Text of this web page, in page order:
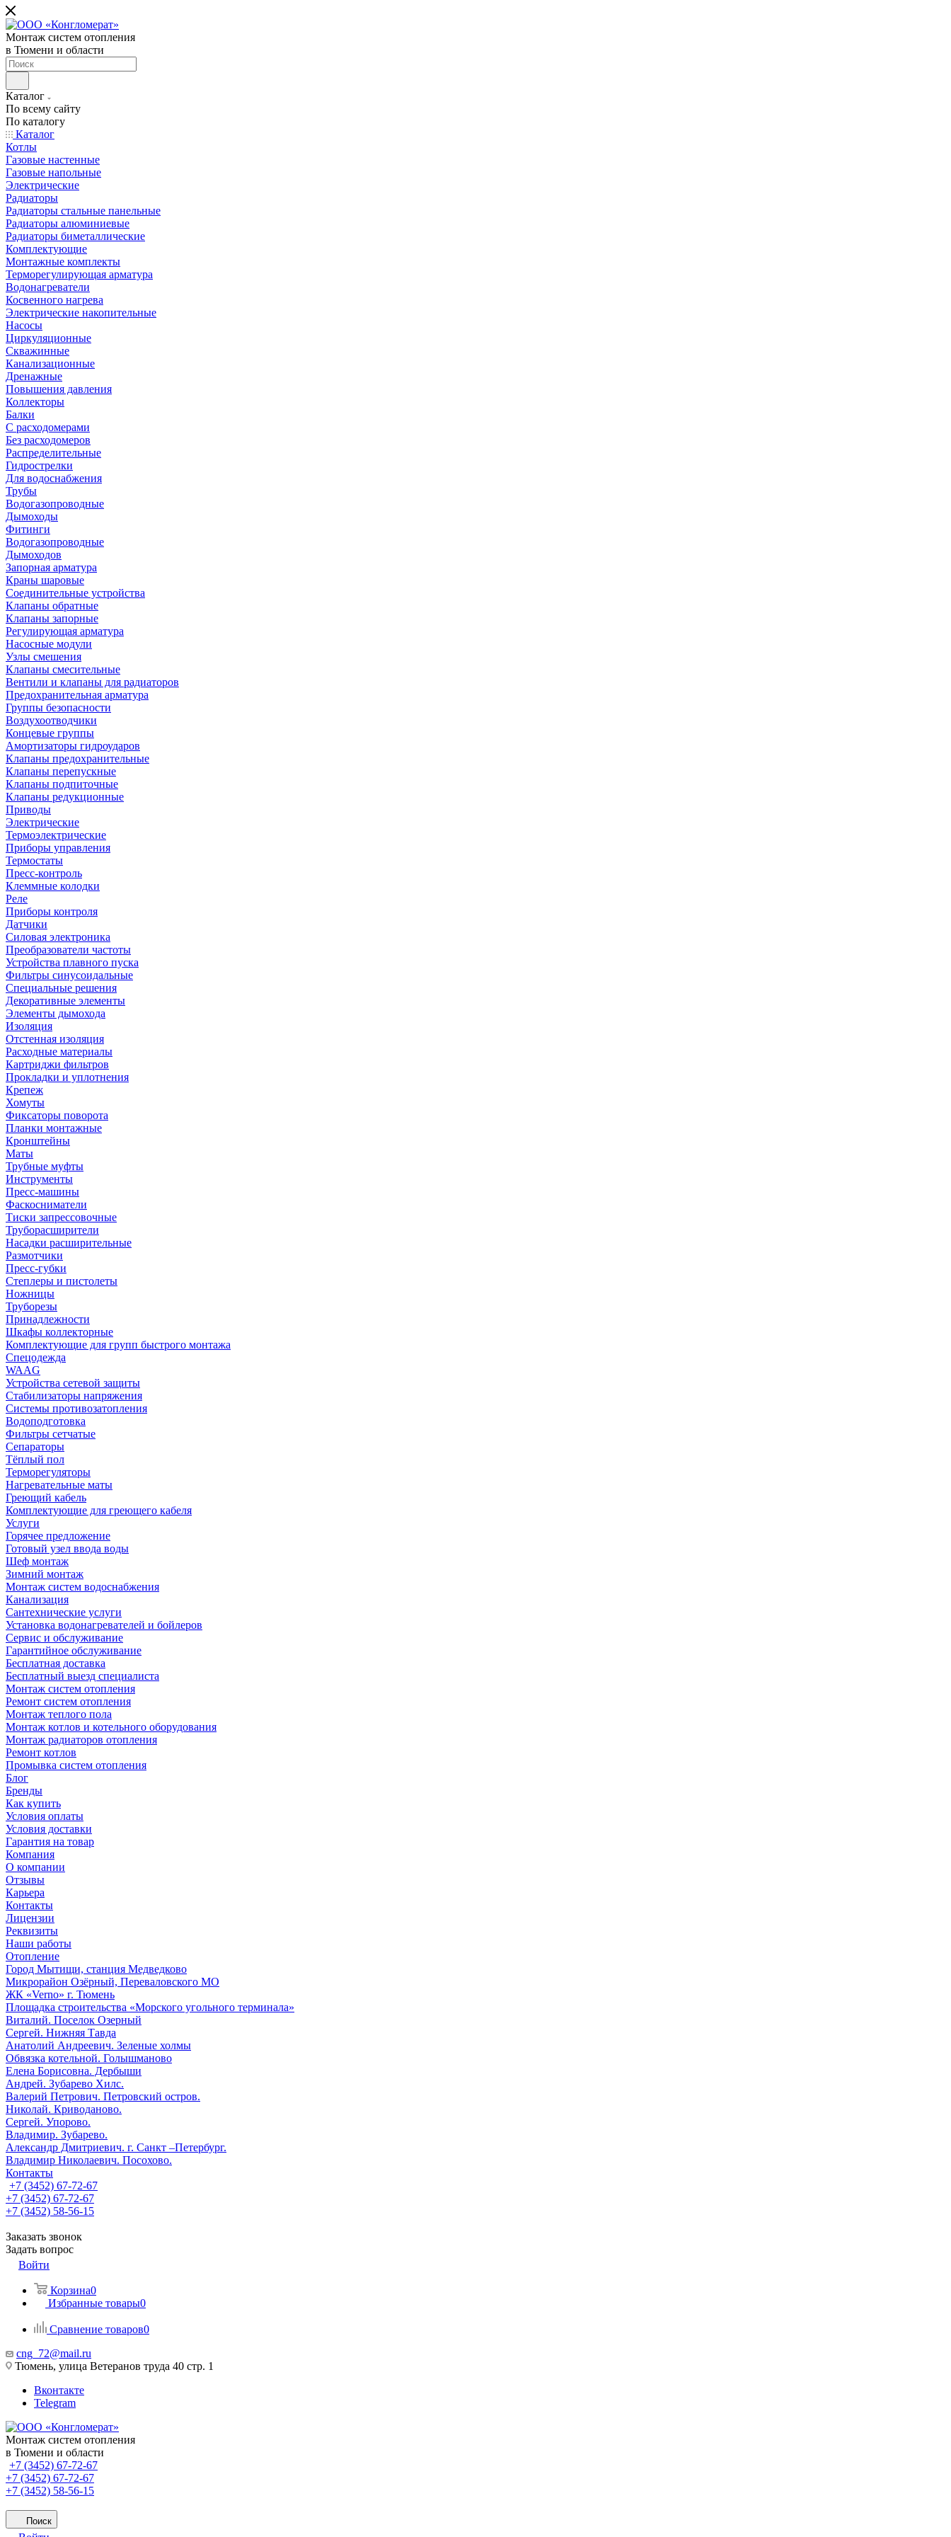
Монтаж систем отопления
в Тюмени и области
Каталог
По всему сайту
По каталогу
Каталог
Котлы
Газовые настенные
Газовые напольные
Электрические
Радиаторы
Радиаторы стальные панельные
Радиаторы алюминиевые
Радиаторы биметаллические
Комплектующие
Монтажные комплекты
Терморегулирующая арматура
Водонагреватели
Косвенного нагрева
Электрические накопительные
Насосы
Циркуляционные
Скважинные
Канализационные
Дренажные
Повышения давления
Коллекторы
Балки
С расходомерами
Без расходомеров
Распределительные
Гидрострелки
Для водоснабжения
Трубы
Водогазопроводные
Дымоходы
Фитинги
Водогазопроводные
Дымоходов
Запорная арматура
Краны шаровые
Соединительные устройства
Клапаны обратные
Клапаны запорные
Регулирующая арматура
Насосные модули
Узлы смешения
Клапаны смесительные
Вентили и клапаны для радиаторов
Предохранительная арматура
Группы безопасности
Воздухоотводчики
Концевые группы
Амортизаторы гидроударов
Клапаны предохранительные
Клапаны перепускные
Клапаны подпиточные
Клапаны редукционные
Приводы
Электрические
Термоэлектрические
Приборы управления
Термостаты
Пресс-контроль
Клеммные колодки
Реле
Приборы контроля
Датчики
Силовая электроника
Преобразователи частоты
Устройства плавного пуска
Фильтры синусоидальные
Специальные решения
Декоративные элементы
Элементы дымохода
Изоляция
Отстенная изоляция
Расходные материалы
Картриджи фильтров
Прокладки и уплотнения
Крепеж
Хомуты
Фиксаторы поворота
Планки монтажные
Кронштейны
Маты
Трубные муфты
Инструменты
Пресс-машины
Фаскосниматели
Тиски запрессовочные
Труборасширители
Насадки расширительные
Размотчики
Пресс-губки
Степлеры и пистолеты
Ножницы
Труборезы
Принадлежности
Шкафы коллекторные
Комплектующие для групп быстрого монтажа
Спецодежда
WAAG
Устройства сетевой защиты
Стабилизаторы напряжения
Системы противозатопления
Водоподготовка
Фильтры сетчатые
Сепараторы
Тёплый пол
Терморегуляторы
Нагревательные маты
Греющий кабель
Комплектующие для греющего кабеля
Услуги
Горячее предложение
Готовый узел ввода воды
Шеф монтаж
Зимний монтаж
Монтаж систем водоснабжения
Канализация
Сантехнические услуги
Установка водонагревателей и бойлеров
Сервис и обслуживание
Гарантийное обслуживание
Бесплатная доставка
Бесплатный выезд специалиста
Монтаж систем отопления
Ремонт систем отопления
Монтаж теплого пола
Монтаж котлов и котельного оборудования
Монтаж радиаторов отопления
Ремонт котлов
Промывка систем отопления
Блог
Бренды
Как купить
Условия оплаты
Условия доставки
Гарантия на товар
Компания
О компании
Отзывы
Карьера
Контакты
Лицензии
Реквизиты
Наши работы
Отопление
Город Мытищи, станция Медведково
Микрорайон Озёрный, Переваловского МО
ЖК «Verno» г. Тюмень
Площадка строительства «Морского угольного терминала»
Виталий. Поселок Озерный
Сергей. Нижняя Тавда
Анатолий Андреевич. Зеленые холмы
Обвязка котельной. Голышманово
Елена Борисовна. Дербыши
Андрей. Зубарево Хилс.
Валерий Петрович. Петровский остров.
Николай. Криводаново.
Сергей. Упорово.
Владимир. Зубарево.
Александр Дмитриевич. г. Санкт –Петербург.
Владимир Николаевич. Посохово.
Контакты
+7 (3452) 67-72-67
+7 (3452) 67-72-67
+7 (3452) 58-56-15
Заказать звонок
Задать вопрос
Войти
Корзина0
Избранные товары0
Сравнение товаров0
cng_72@mail.ru
Тюмень, улица Ветеранов труда 40 стр. 1
Вконтакте
Telegram
Монтаж систем отопления
в Тюмени и области
+7 (3452) 67-72-67
+7 (3452) 67-72-67
+7 (3452) 58-56-15
Поиск